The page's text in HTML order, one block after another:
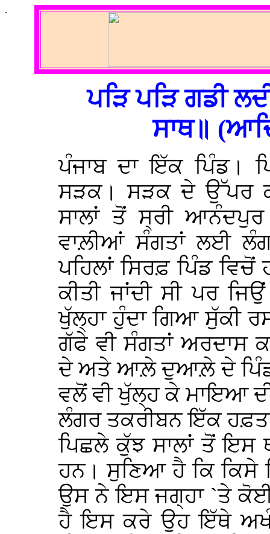
.
ਪੜਿ ਪੜਿ ਗਡੀ
ਸਾਥ॥
ਪੰਜਾਬ ਦਾ ਇੱਕ ਪਿੰਡ।
ਸੜਕ। ਸੜਕ ਦੇ ਉੱਪਰ
ਸਾਲਾਂ ਤੋਂ ਸ੍ਰੀ
ਵਾਲ਼ੀਆਂ ਸੰਗਤਾਂ ਲਈ
ਪਹਿਲਾਂ ਸਿਰਫ਼ ਪਿੰਡ
ਕੀਤੀ ਜਾਂਦੀ ਸੀ ਪਰ
ਖੁੱਲ੍ਹਾ ਹੁੰਦਾ ਗਿਆ ਸੁੱਕੀ
ਗੱਫੇ ਵੀ ਸੰਗਤਾਂ
ਦੇ ਅਤੇ ਆਲ਼ੇ ਦੁਆਲ਼ੇ ਦੇ
ਵਲੋਂ ਵੀ ਖੁੱਲ੍ਹ ਕੇ ਮਾਇਆ
ਲੰਗਰ ਤਕਰੀਬਨ ਇੱਕ
ਪਿਛਲੇ ਕੁੱਝ ਸਾਲਾਂ ਤੋਂ ਇਸ
ਹਨ। ਸੁਣਿਆ ਹੈ ਕਿ ਕਿਸੇ
ਉਸ ਨੇ ਇਸ ਜਗ੍ਹਾ `ਤੇ ਕੋਈ
ਹੈ ਇਸ ਕਰੇ ਉਹ ਇੱਥੇ